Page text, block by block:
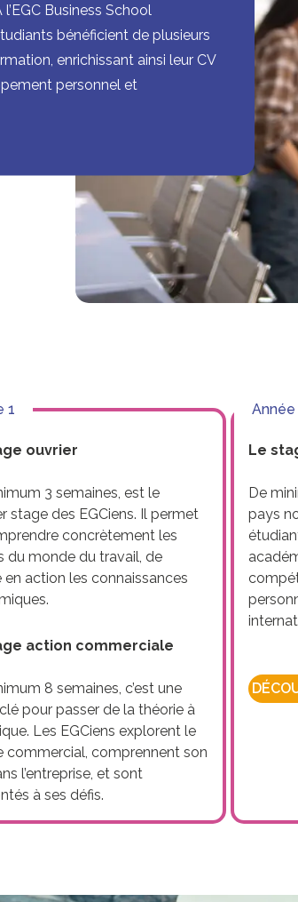
Business School
bénéficient de plusieurs
enrichissant ainsi leur CV
personnel et
1
ouvrier
3 semaines, est le
stage des EGCiens. Il permet
concrètement les
du monde du travail, de
action les connaissances
action commerciale
8 semaines, c’est une
pour passer de la théorie à
Les EGCiens explorent le
commercial, comprennent son
l’entreprise, et sont
à ses défis.
Année
Le
De
pays